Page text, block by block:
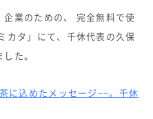
業のための、 完全無料で使
カタ」にて、千休代表の久保
た。
に込めたメッセージ−−。千休